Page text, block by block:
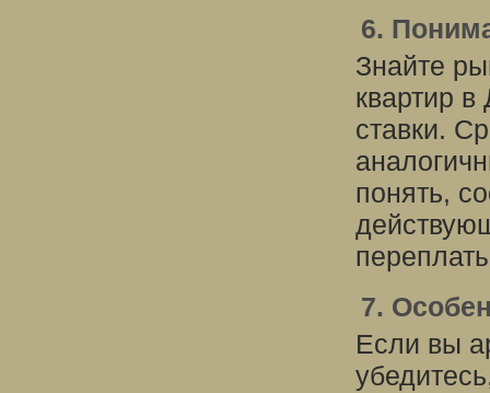
6.
Знайте
квартир
ставки.
понять,
7.
Если вы